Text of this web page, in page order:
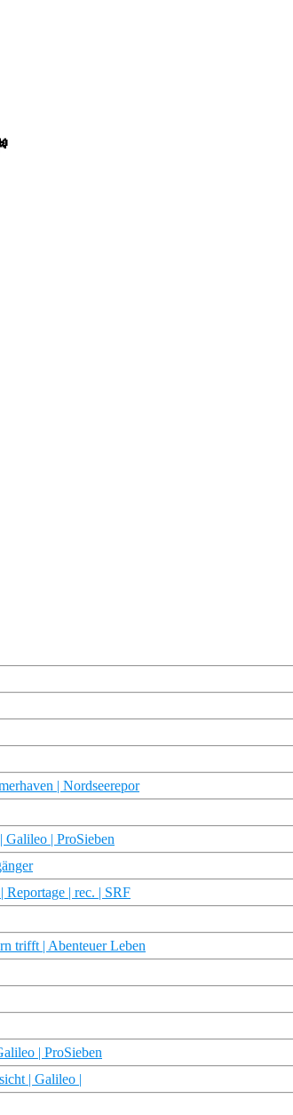
| Nordseerepor
| ProSieben
| rec. | SRF
trifft | Abenteuer Leben
| ProSieben
| Galileo |